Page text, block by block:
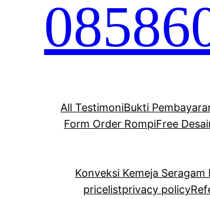
All TestimoniBukti
Form Order RompiFree
Konveksi Kemeja Seragam
pricelistprivacy policy